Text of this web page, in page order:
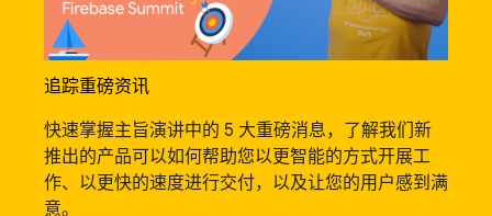
追踪重磅资讯
快速掌握主旨演讲中的 5 大重磅消息，了解我们新
推出的产品可以如何帮助您以更智能的方式开展工
作、以更快的速度进行交付，以及让您的用户感到满
意。